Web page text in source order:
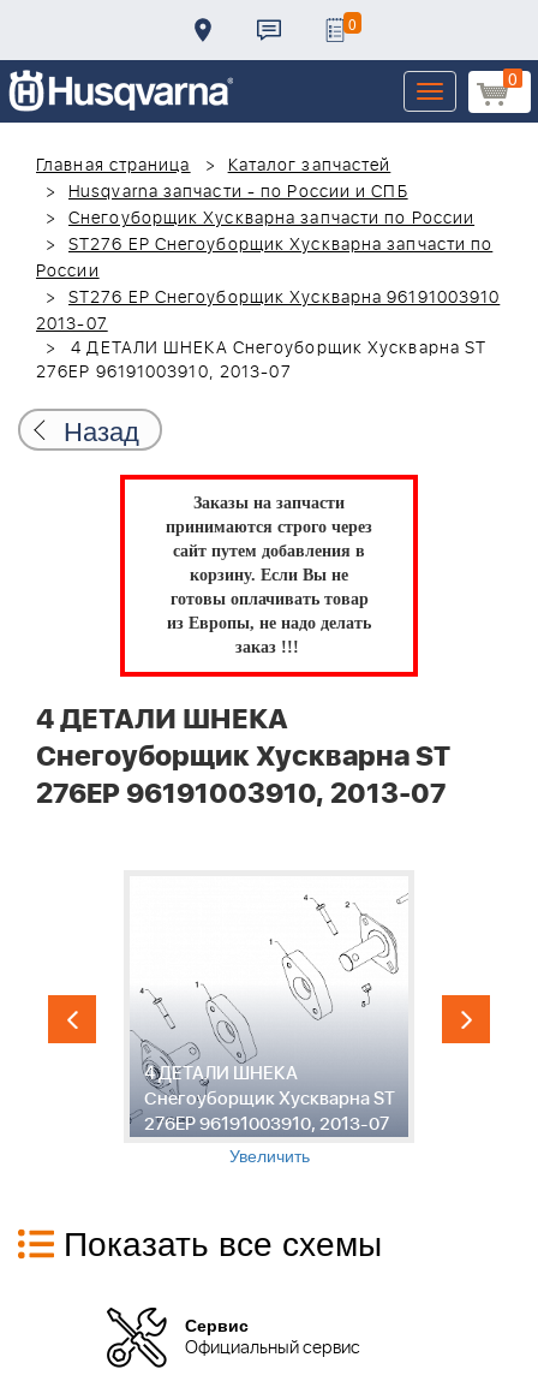
0
0
Toggle
navigation
Главная страница
Каталог запчастей
Husqvarna запчасти - по России и СПБ
Снегоуборщик Хускварна запчасти по России
ST276 EP Снегоуборщик Хускварна запчасти по
России
ST276 EP Снегоуборщик Хускварна 96191003910
2013-07
4 ДЕТАЛИ ШНЕКА Снегоуборщик Хускварна ST
276EP 96191003910, 2013-07
Назад
Заказы на запчасти
принимаются строго через
сайт путем добавления в
корзину. Если Вы не
готовы оплачивать товар
из Европы, не надо делать
заказ !!!
4 ДЕТАЛИ ШНЕКА
Снегоуборщик Хускварна ST
276EP 96191003910, 2013-07
4 ДЕТАЛИ ШНЕКА
Снегоуборщик Хускварна ST
276EP 96191003910, 2013-07
Увеличить
Показать все схемы
Сервис
Официальный сервис